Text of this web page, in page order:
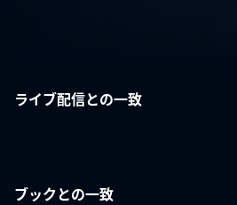
ライブ配信との一致
ブックとの一致